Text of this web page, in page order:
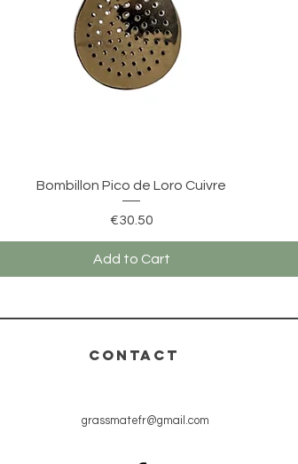
Quick View
Bombillon Pico de Loro Cuivre
Price
€30.50
Add to Cart
CONTACT
grassmatefr@gmail.com